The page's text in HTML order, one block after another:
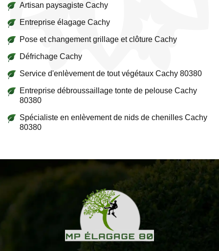
Artisan paysagiste Cachy
Entreprise élagage Cachy
Pose et changement grillage et clôture Cachy
Défrichage Cachy
Service d'enlèvement de tout végétaux Cachy 80380
Entreprise débroussaillage tonte de pelouse Cachy
80380
Spécialiste en enlèvement de nids de chenilles Cachy
80380